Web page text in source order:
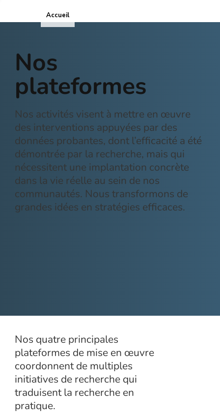
Accueil
Nos
plateformes
Nos activités visent à mettre en œuvre
des interventions appuyées par des
données probantes, dont l’efficacité a été
démontrée par la recherche, mais qui
nécessitent une implantation concrète
dans la vie réelle au sein de nos
communautés. Nous transformons de
grandes idées en stratégies efficaces.
Nos quatre principales
plateformes de mise en œuvre
coordonnent de multiples
initiatives de recherche qui
traduisent la recherche en
pratique.